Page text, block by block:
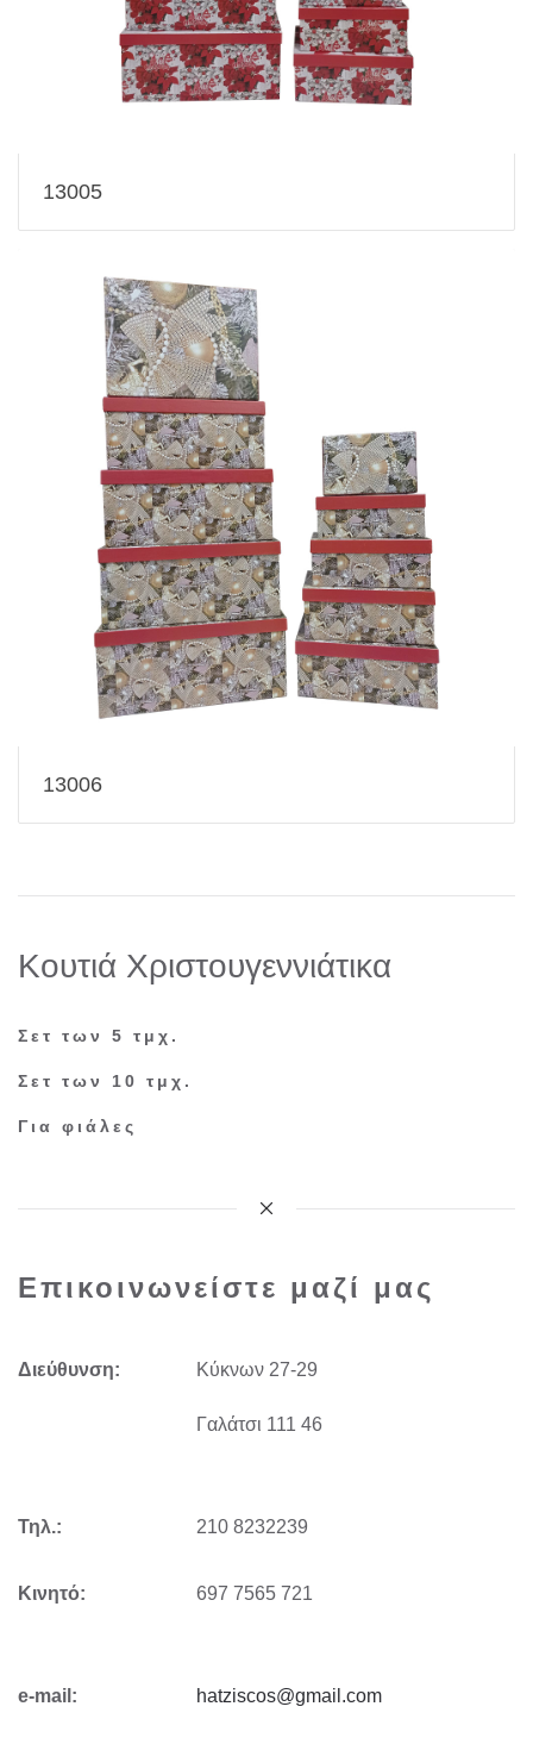
13005
13006
Κουτιά Χριστουγεννιάτικα
Σετ των 5 τμχ.
Σετ των 10 τμχ.
Για φιάλες
Επικοινωνείστε μαζί μας
Διεύθυνση: Kύκνων 27-29
Γαλάτσι 111 46
Τηλ.: 210 8232239
Κινητό: 697 7565 721
e-mail: hatziscos@gmail.com